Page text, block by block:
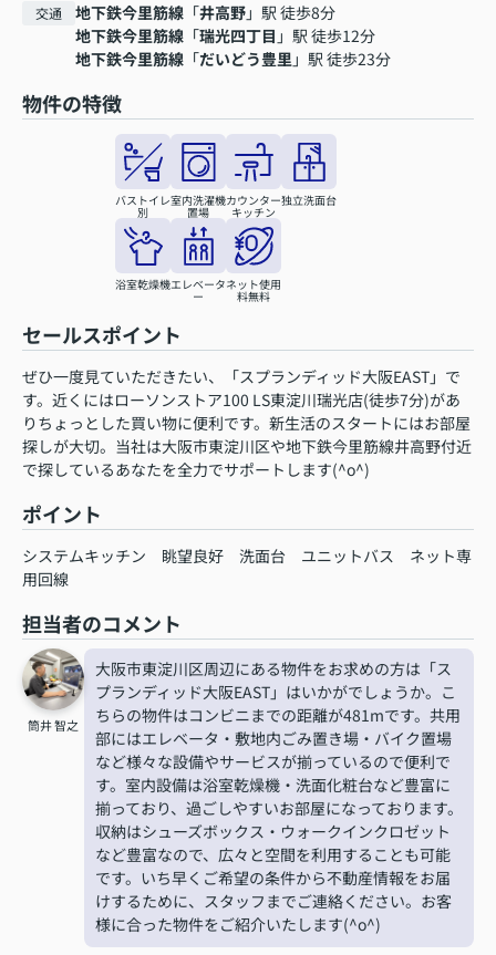
交通 地下鉄今里筋線 「井高野」駅 徒歩8分
地下鉄今里筋線 「瑞光四丁目 」駅 徒歩12分
地下鉄今里筋線 「だいどう豊里」駅 徒歩23分
物件の特徴
バストイレ
別
室内洗濯機
置場
カウンター
キッチン
独立洗面台
浴室乾燥機エレベータ
ー
ネット使用
料無料
セールスポイント
ぜひ一度見ていただきたい、「スプランディッド大阪EAST」で
す。近くにはローソンストア100 LS東淀川瑞光店(徒歩7分)があ
りちょっとした買い物に便利です。新生活のスタートにはお部屋
探しが大切。当社は大阪市東淀川区や地下鉄今里筋線井高野付近
で探しているあなたを全力でサポートします(^o^)
ポイント
システムキッチン 眺望良好 洗面台 ユニットバス
ネット専
用回線
担当者のコメント
筒井 智之
大阪市東淀川区周辺にある物件をお求めの方は「ス
プランディッド大阪EAST」はいかがでしょうか。こ
ちらの物件はコンビニまでの距離が481mです。共用
部にはエレベータ・敷地内ごみ置き場・バイク置場
など様々な設備やサービスが揃っているので便利で
す。室内設備は浴室乾燥機・洗面化粧台など豊富に
揃っており、過ごしやすいお部屋になっております。
収納はシューズボックス・ウォークインクロゼット
など豊富なので、広々と空間を利用することも可能
です。いち早くご希望の条件から不動産情報をお届
けするために、スタッフまでご連絡ください。お客
様に合った物件をご紹介いたします(^o^)